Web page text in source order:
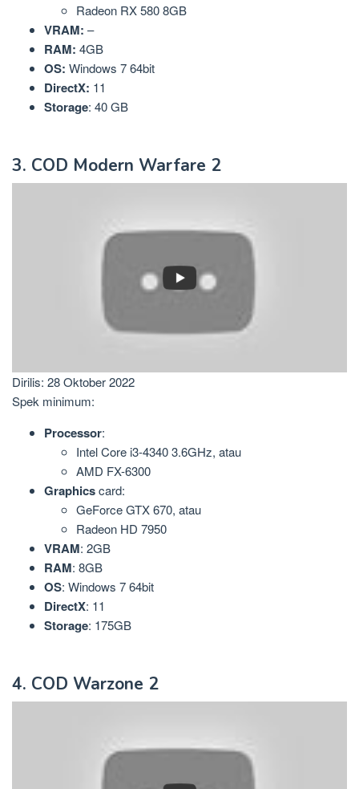
Radeon RX 580 8GB
VRAM: –
RAM: 4GB
OS: Windows 7 64bit
DirectX: 11
Storage: 40 GB
3. COD Modern Warfare 2
Dirilis: 28 Oktober 2022
Spek minimum:
Processor:
Intel Core i3-4340 3.6GHz, atau
AMD FX-6300
Graphicscard:
GeForce GTX 670, atau
Radeon HD 7950
VRAM: 2GB
RAM: 8GB
OS: Windows 7 64bit
DirectX: 11
Storage: 175GB
4. COD Warzone 2